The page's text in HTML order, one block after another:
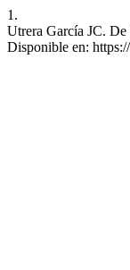
1.
Utrera García JC.
Disponible en: